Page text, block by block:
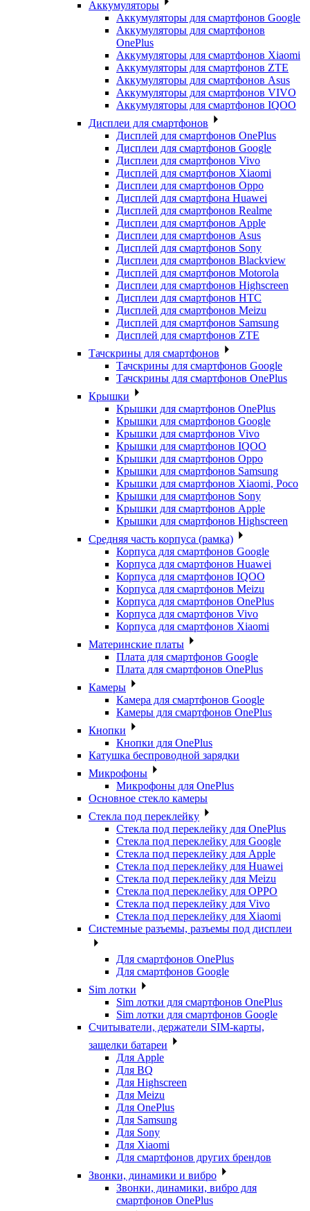
Аккумуляторы
Аккумуляторы для смартфонов Google
Аккумуляторы для смартфонов
OnePlus
Аккумуляторы для смартфонов Xiaomi
Аккумуляторы для смартфонов ZTE
Аккумуляторы для cмартфонов Asus
Аккумуляторы для смартфонов VIVO
Аккумуляторы для смартфонов IQOO
Дисплеи для смартфонов
Дисплей для смартфонов OnePlus
Дисплеи для смартфонов Google
Дисплеи для смартфонов Vivo
Дисплей для смартфонов Xiaomi
Дисплеи для смартфонов Oppo
Дисплей для смартфона Huawei
Дисплей для смартфонов Realme
Дисплеи для смартфонов Apple
Дисплеи для смартфонов Asus
Дисплей для смартфонов Sony
Дисплеи для смартфонов Blackview
Дисплей для смартфонов Motorola
Дисплеи для смартфонов Highscreen
Дисплеи для смартфонов HTC
Дисплей для смартфонов Meizu
Дисплей для смартфонов Samsung
Дисплей для смартфонов ZTE
Тачскрины для смартфонов
Тачскрины для смартфонов Google
Тачскрины для смартфонов OnePlus
Крышки
Крышки для смартфонов OnePlus
Крышки для смартфонов Google
Крышки для смартфонов Vivo
Крышки для смартфонов IQOO
Крышки для смартфонов Oppo
Крышки для смартфонов Samsung
Крышки для смартфонов Xiaomi, Poco
Крышки для смартфонов Sony
Крышки для смартфонов Apple
Крышки для смартфонов Highscreen
Средняя часть корпуса (рамка)
Корпуса для смартфонов Google
Корпуса для смартфонов Huawei
Корпуса для смартфонов IQOO
Корпуса для смартфонов Meizu
Корпуса для смартфонов OnePlus
Корпуса для смартфонов Vivo
Корпуса для смартфонов Xiaomi
Материнские платы
Плата для смартфонов Google
Плата для смартфонов OnePlus
Камеры
Камера для смартфонов Google
Камеры для смартфонов OnePlus
Кнопки
Кнопки для OnePlus
Катушка беспроводной зарядки
Микрофоны
Микрофоны для OnePlus
Основное стекло камеры
Стекла под переклейку
Стекла под переклейку для OnePlus
Стекла под переклейку для Google
Стекла под переклейку для Apple
Стекла под переклейку для Huawei
Стекла под переклейку для Meizu
Стекла под переклейку для OPPO
Стекла под переклейку для Vivo
Стекла под переклейку для Xiaomi
Системные разъемы, разъемы под дисплеи
Для смартфонов OnePlus
Для смартфонов Google
Sim лотки
Sim лотки для смартфонов OnePlus
Sim лотки для смартфонов Google
Считыватели, держатели SIM-карты,
защелки батареи
Для Apple
Для BQ
Для Highscreen
Для Meizu
Для OnePlus
Для Samsung
Для Sony
Для Xiaomi
Для смартфонов других брендов
Звонки, динамики и вибро
Звонки, динамики, вибро для
смартфонов OnePlus